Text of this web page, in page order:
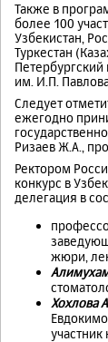
Также в
более 100
Узбекистан,
Туркестан
им. И.П.
Следует
ежегодно
Ризаев Ж.А.,
Ректором
конкурс в
делегация в
жюри,
Хохлова
участник